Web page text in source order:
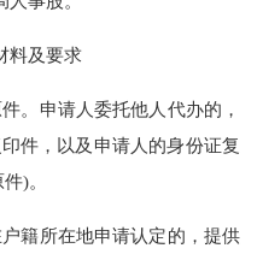
料及要求
。申请人委托他人代办的，
件，以及申请人的身份证复
)。
籍所在地申请认定的，提供